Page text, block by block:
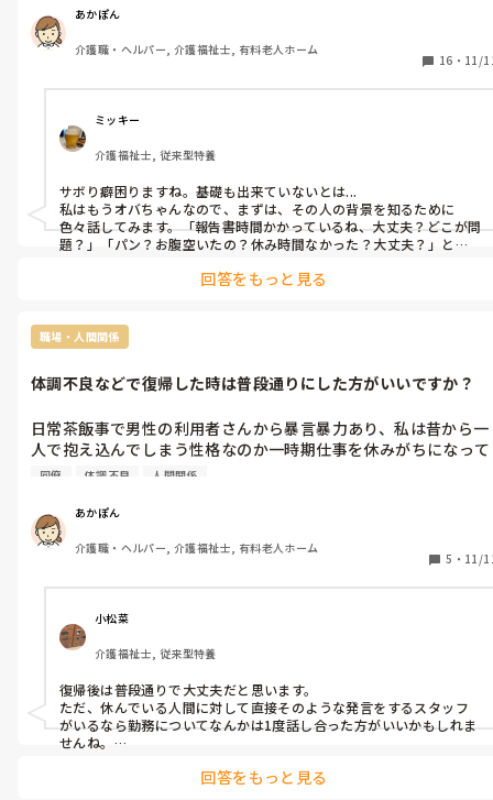
るわで基礎もなっていません。先輩として注意したいところです
が、過去に父からの暴力などでトラウマがあり怖くて注意ができ
ません。上司にもその人がサボっていることを何度か報告してお
りますが、上司からその人へ注意しているように思えないです。
他のスタッフも見て見ぬふりで、この場合どうしたらいいです
あかぽん
介護職・ヘルパー, 介護福祉士, 有料老人ホーム
16 ・ 11/
ミッキー
介護福祉士, 従来型特養
サボり癖困りますね。基礎も出来ていないとは...
私はもうオバちゃんなので、まずは、その人の背景を知るために
色々話してみます。「報告書時間かかっているね、大丈夫？どこが問
題？」「パン？お腹空いたの？休み時間なかった？大丈夫？」と
対応しています。
回答をもっと見る
職場・人間関係
体調不良などで復帰した時は普段通りにした方がいいですか？
日常茶飯事で男性の利用者さんから暴言暴力あり、私は昔から一
人で抱え込んでしまう性格なのか一時期仕事を休みがちになって
しまっていました。その分他のスタッフが補う形になってしまい
てるのに」とLINEで愚痴を言われました。私自身も休まず行かな
いとと思いながら、やはり精神的にしんどくて、、、わかって貰
えない辛さもありココ最近も風邪を引いてしまい休んでしまいま
同僚 体調不良 人間関係
あかぽん
介護職・ヘルパー, 介護福祉士, 有料老人ホーム
5 ・ 11/
小松菜
介護福祉士, 従来型特養
復帰後は普段通りで大丈夫だと思います。
ただ、休んでいる人間に対して直接そのような発言をするスタッフ
がいるなら勤務についてなんかは1度話し合った方がいいかもしれま
せんね。
回答をもっと見る